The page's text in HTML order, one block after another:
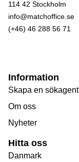
114 42 Stockholm
info@matchoffice.se
(+46) 46 288 56 71
Information
Skapa en sökagent
Om oss
Nyheter
Hitta oss
Danmark